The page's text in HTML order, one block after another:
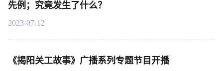
先例；究竟发生了什么？
2023-07-12
《揭阳关工故事》广播系列专题节目开播